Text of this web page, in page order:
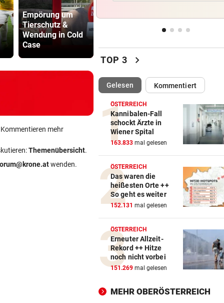
Empörung um
Tierschutz &
Wendung in Cold
Case
Gluthitze
mehr
Themenübersicht.
wenden.
Schwimmbecken
jetzt weitergeht
PROBLEME BEI CELTIC
Eine große „Glaubenskrise“
Segen für den LASK
LEGIONELLEN-AUSBRUCH vor
Fiese Keime fühlen sich in
Hitze pudelwohl
TOP 3 chevron_right
Gelesen(ausgewählt)Kommentiert
ÖSTERREICH
Kannibalen-Fall
schockt Ärzte in
Wiener Spital
163.833 mal gelesen
ÖSTERREICH
Das waren die
heißesten Orte ++
So geht es weiter
152.131 mal gelesen
ÖSTERREICH
Erneuter Allzeit-
Rekord ++ Hitze
noch nicht vorbei
151.269 mal gelesen
MEHR OBERÖSTERREICH